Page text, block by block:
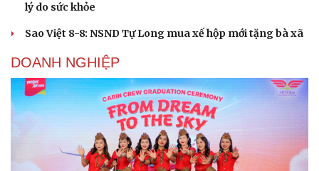
lý do sức khỏe
Sao Việt 8-8: NSND Tự Long mua xế hộp mới tặng bà xã
DOANH NGHIỆP